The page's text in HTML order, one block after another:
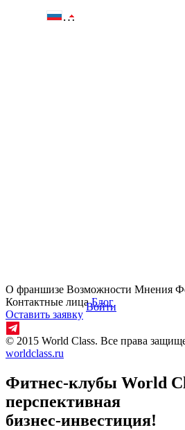
О франшизе Возможности Мнения
Контактные лица Блог
Оставить заявку
Войти
© 2015 World Class. Все права
worldclass.ru
Фитнес-клубы World
перспективная
бизнес-инвестиция!